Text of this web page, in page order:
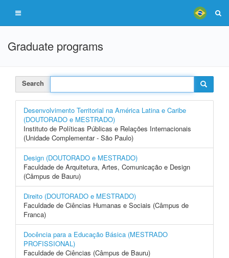
Graduate programs
Search
Desenvolvimento Territorial na América Latina e Caribe
(DOUTORADO e MESTRADO)
Instituto de Políticas Públicas e Relações Internacionais
(Unidade Complementar - São Paulo)
Design (DOUTORADO e MESTRADO)
Faculdade de Arquitetura, Artes, Comunicação e Design
(Câmpus de Bauru)
Direito (DOUTORADO e MESTRADO)
Faculdade de Ciências Humanas e Sociais (Câmpus de
Franca)
Docência para a Educação Básica (MESTRADO
PROFISSIONAL)
Faculdade de Ciências (Câmpus de Bauru)